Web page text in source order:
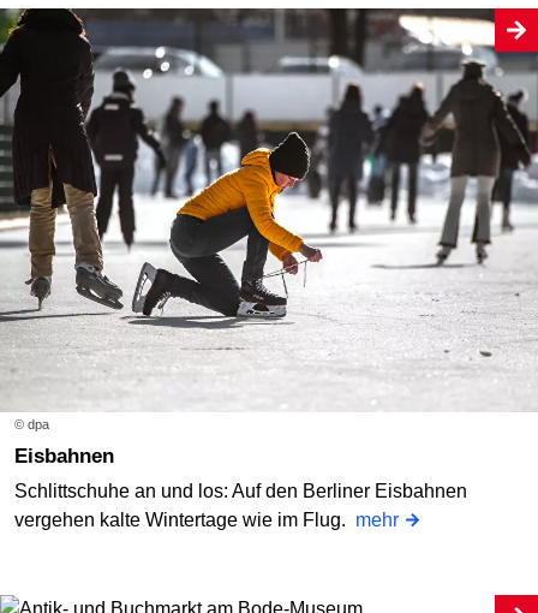
© dpa
Eisbahnen
Schlittschuhe an und los: Auf den Berliner Eisbahnen
vergehen kalte Wintertage wie im Flug. mehr